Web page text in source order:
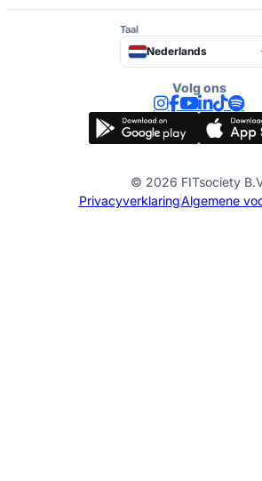
Taal
Nederlands
Volg ons
© 2026 FITsociety
PrivacyverklaringAlgemene